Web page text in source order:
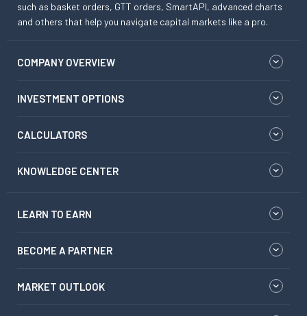
such as basket orders, GTT orders, SmartAPI, advanced charts
and others that help you navigate capital markets like a pro.
COMPANY OVERVIEW
INVESTMENT OPTIONS
CALCULATORS
KNOWLEDGE CENTER
LEARN TO EARN
BECOME A PARTNER
MARKET OUTLOOK